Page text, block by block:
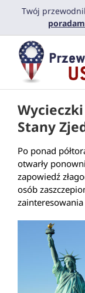
PrzejdźTwój
Stany
Po ponad
otwarły
zapowiedź
osób